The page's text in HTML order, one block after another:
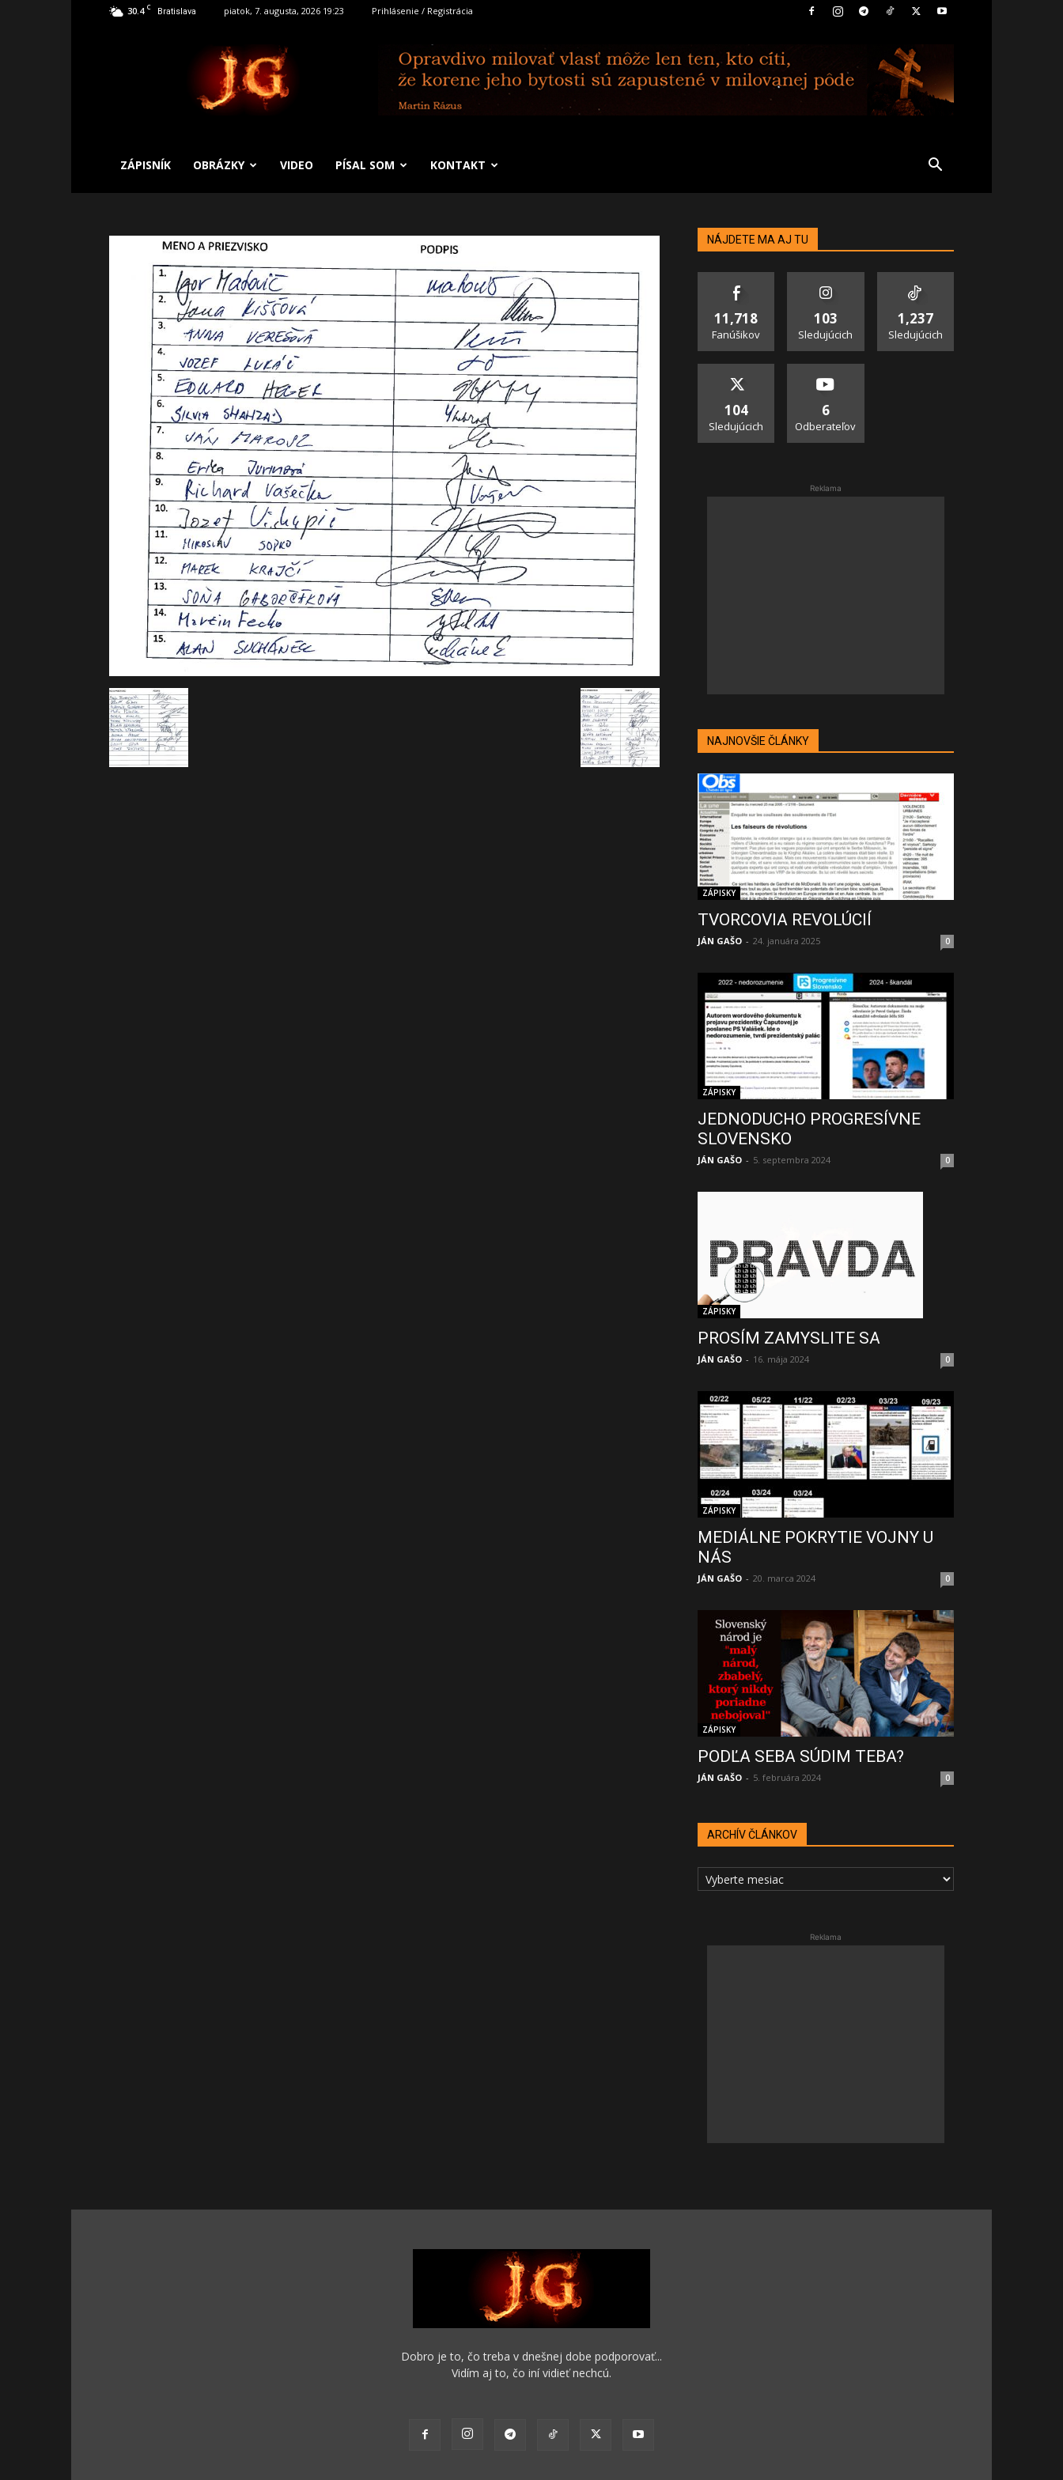
30.4 C Bratislava piatok, 7. augusta, 2026 19:23 Prihlásenie / Registrácia
SLOBODNÝ
ZÁPISNÍK OBRÁZKY VIDEO PÍSAL SOM KONTAKT
NÁJDETE MA AJ TU
11,718
Fanúšikov
103
Sledujúcich
1,237
Sledujúcich
104
Sledujúcich
6
Odberateľov
Reklama
NAJNOVŠIE ČLÁNKY
ZÁPISKY
TVORCOVIA REVOLÚCIÍ
JÁN GAŠO - 24. januára 2025 0
ZÁPISKY
JEDNODUCHO PROGRESÍVNE
SLOVENSKO
JÁN GAŠO - 5. septembra 2024 0
ZÁPISKY
PROSÍM ZAMYSLITE SA
JÁN GAŠO - 16. mája 2024 0
ZÁPISKY
MEDIÁLNE POKRYTIE VOJNY U
NÁS
JÁN GAŠO - 20. marca 2024 0
ZÁPISKY
PODĽA SEBA SÚDIM TEBA?
JÁN GAŠO - 5. februára 2024 0
ARCHÍV ČLÁNKOV
ARCHÍV
ČLÁNKOV
Reklama
Dobro je to, čo treba v dnešnej dobe podporovať...
Vidím aj to, čo iní vidieť nechcú.